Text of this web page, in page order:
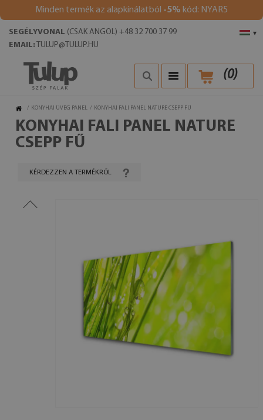
Minden termék az alapkínálatból -5% kód: NYAR5
▾
SEGÉLYVONAL (CSAK ANGOL) +48 32 700 37 99
EMAIL: TULUP@TULUP.HU
(0)
/ KONYHAI ÜVEG PANEL / KONYHAI FALI PANEL NATURE CSEPP FŰ
KONYHAI FALI PANEL NATURE
CSEPP FŰ
KÉRDEZZEN A TERMÉKRŐL